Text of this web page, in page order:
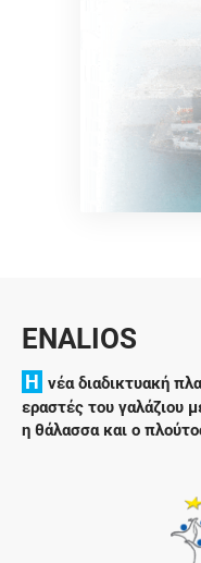
ENALIOS
H νέα διαδικτυακή
εραστές του γαλάζιου
η θάλασσα και ο